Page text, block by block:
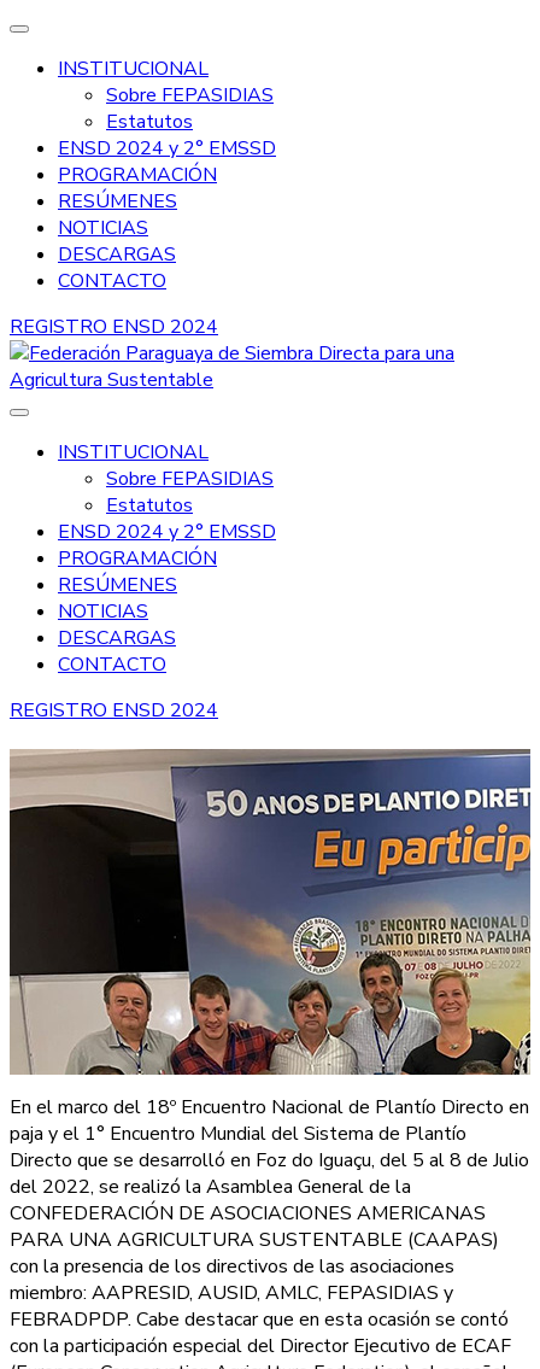
INSTITUCIONAL
Sobre FEPASIDIAS
Estatutos
ENSD 2024 y 2° EMSSD
PROGRAMACIÓN
RESÚMENES
NOTICIAS
DESCARGAS
CONTACTO
REGISTRO ENSD 2024
Federación Paraguaya de Siembra
Directa para una Agricultura
Sustentable
INSTITUCIONAL
Sobre FEPASIDIAS
Estatutos
ENSD 2024 y 2° EMSSD
PROGRAMACIÓN
RESÚMENES
NOTICIAS
DESCARGAS
CONTACTO
REGISTRO ENSD 2024
Asamblea General de
CAAPAS
En el marco del 18º Encuentro Nacional de Plantío Directo en
paja y el 1° Encuentro Mundial del Sistema de Plantío
Directo que se desarrolló en Foz do Iguaçu, del 5 al 8 de Julio
del 2022, se realizó la Asamblea General de la
CONFEDERACIÓN DE ASOCIACIONES AMERICANAS
PARA UNA AGRICULTURA SUSTENTABLE (CAAPAS)
con la presencia de los directivos de las asociaciones
miembro: AAPRESID, AUSID, AMLC, FEPASIDIAS y
FEBRADPDP. Cabe destacar que en esta ocasión se contó
con la participación especial del Director Ejecutivo de ECAF